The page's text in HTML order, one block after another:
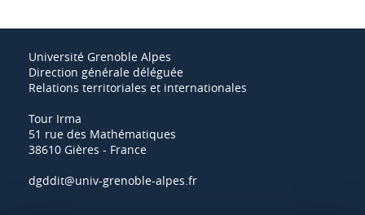
Université Grenoble Alpes
Direction générale déléguée
Relations territoriales et internationales
Tour Irma
51 rue des Mathématiques
38610 Gières - France
dgddit@univ-grenoble-alpes.fr